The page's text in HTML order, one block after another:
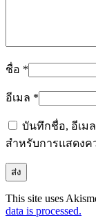
ชื่อ *
อีเมล *
บันทึกชื่อ, อีเม
สำหรับการแสดงค
This site uses
data is processed.